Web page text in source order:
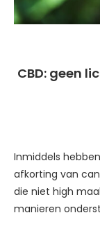
CBD: geen
Inmiddels
afkorting van
die niet high
manieren